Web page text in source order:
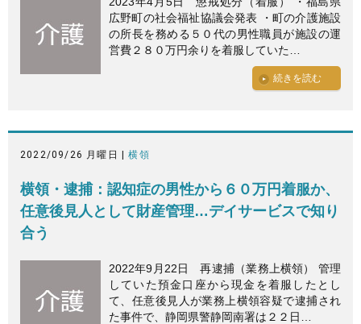
広野町の社会福祉協議会発表 ・町の介護施設
の所長を務める５０代の男性職員が施設の運
営費２８０万円余りを着服していた…
続きを読む
2022/09/26 月曜日 |横領
横領・逮捕：認知症の男性から６０万円着服か、
任意後見人として財産管理…デイサービスで知り
合う
2022年9月22日 再逮捕（業務上横領） 管理
していた預金口座から現金を着服したとし
て、任意後見人が業務上横領容疑で逮捕され
た事件で、静岡県警静岡南署は２２日…